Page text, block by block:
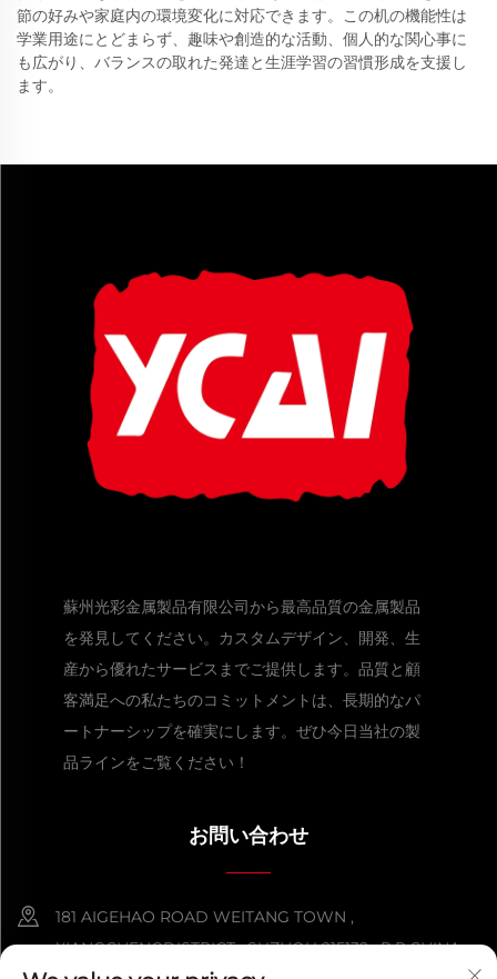
節の好みや家庭内の環境変化に対応できます。この机の機能性は
学業用途にとどまらず、趣味や創造的な活動、個人的な関心事に
も広がり、バランスの取れた発達と生涯学習の習慣形成を支援し
ます。
蘇州光彩金属製品有限公司から最高品質の金属製品
を発見してください。カスタムデザイン、開発、生
産から優れたサービスまでご提供します。品質と顧
客満足への私たちのコミットメントは、長期的なパ
ートナーシップを確実にします。ぜひ今日当社の製
品ラインをご覧ください！
お問い合わせ
181 AIGEHAO ROAD WEITANG TOWN ,
XIANGCHENGDISTRICT , SUZHOU 215132 , P.R.CHINA